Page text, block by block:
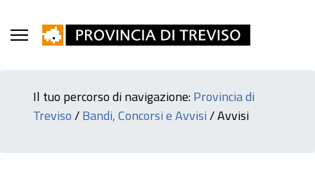
Il tuo percorso di navigazione:Provincia di
Treviso/Bandi, Concorsi e Avvisi/Avvisi